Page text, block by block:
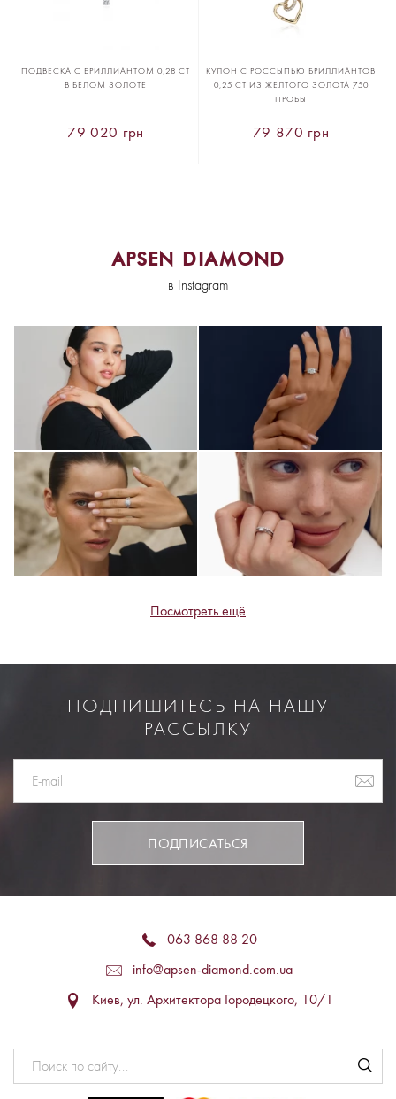
ПОДВЕСКА С БРИЛЛИАНТОМ 0,28 CT
В БЕЛОМ ЗОЛОТЕ
79 020 грн
КУЛОН С РОССЫПЬЮ БРИЛЛИАНТОВ
0,25 CT ИЗ ЖЕЛТОГО ЗОЛОТА 750
ПРОБЫ
79 870 грн
APSEN DIAMOND
в Instagram
Посмотреть ещё
ПОДПИШИТЕСЬ НА НАШУ
РАССЫЛКУ
ПОДПИСАТЬСЯ
063 868 88 20
info@apsen-diamond.com.ua
Киев, ул. Архитектора Городецкого, 10/1